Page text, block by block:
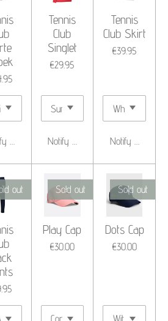
me when available
Tennis
Club
Singlet
€29.95
Notify me when available
Tennis
Club Skirt
€39.95
Notify me
out Sold out
Play Cap
€30.00
Sold out
Dots Cap
€30.00